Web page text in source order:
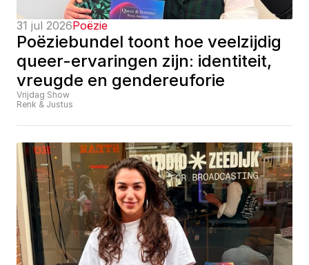
31 jul 2026Poëzie
Poëziebundel toont hoe veelzijdig
queer-ervaringen zijn: identiteit,
vreugde en gendereuforie
Vrijdag Show
Renk & Justus